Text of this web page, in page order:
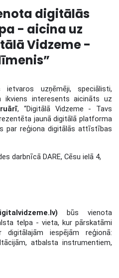
digitālās
- aicina uz
Vidzeme -
ietvaros uzņēmēji, speciālisti,
interesents aicināts uz
, “Digitālā Vidzeme - Tavs
jaunā digitālā platforma
par reģiona digitālās attīstības
darbnīcā DARE, Cēsu ielā 4,
būs vienota
telpa - vieta, kur pārskatāmi
iespējām reģionā:
atbalsta instrumentiem,